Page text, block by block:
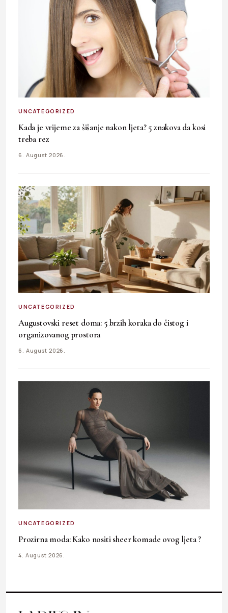
UNCATEGORIZED
Kada je vrijeme za šišanje nakon ljeta? 5 znakova da kosi
treba rez
6. August 2026.
UNCATEGORIZED
Augustovski reset doma: 5 brzih koraka do čistog i
organizovanog prostora
6. August 2026.
UNCATEGORIZED
Prozirna moda: Kako nositi sheer komade ovog ljeta ?
4. August 2026.